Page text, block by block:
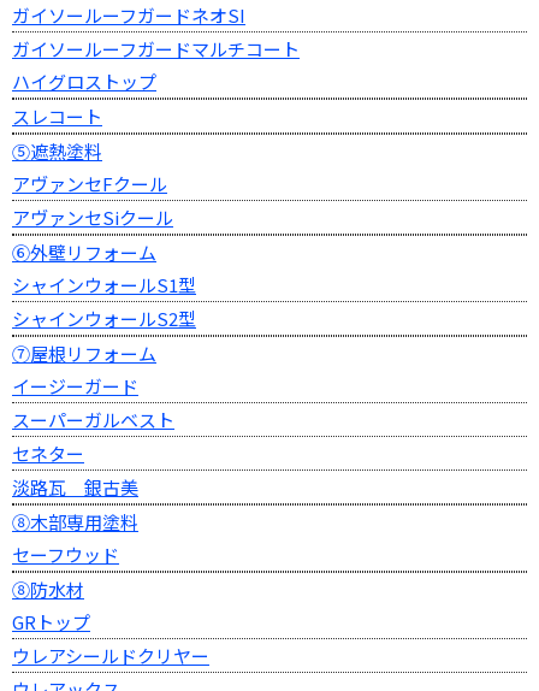
ガイソールーフガードネオSI
ガイソールーフガードマルチコート
ハイグロストップ
スレコート
⑤遮熱塗料
アヴァンセFクール
アヴァンセSiクール
⑥外壁リフォーム
シャインウォールS1型
シャインウォールS2型
⑦屋根リフォーム
イージーガード
スーパーガルベスト
セネター
淡路瓦 銀古美
⑧木部専用塗料
セーフウッド
⑧防水材
GRトップ
ウレアシールドクリヤー